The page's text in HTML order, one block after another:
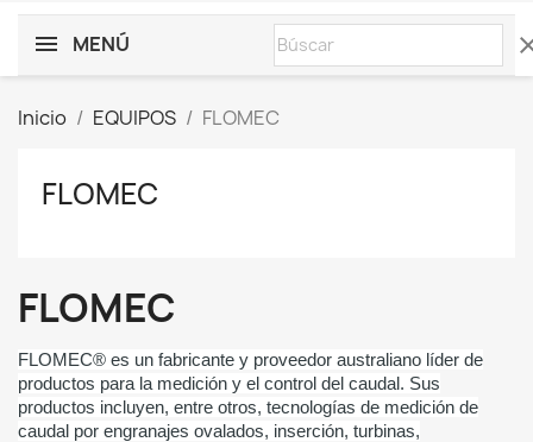
MENÚ
Inicio EQUIPOS FLOMEC
FLOMEC
FLOMEC
FLOMEC® es un fabricante y proveedor australiano líder de
productos para la medición y el control del caudal. Sus
productos incluyen, entre otros, tecnologías de medición de
caudal por engranajes ovalados, inserción, turbinas,